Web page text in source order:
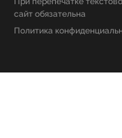
сайт обязательна
Политика